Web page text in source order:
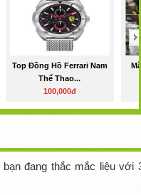
Top Đồng Hồ Ferrari Nam
Thể Thao...
100,000đ
đang thắc mắc liệu với